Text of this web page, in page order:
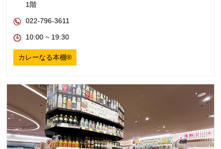
1階
022-796-3611
10:00 ~ 19:30
カレーなる本棚®